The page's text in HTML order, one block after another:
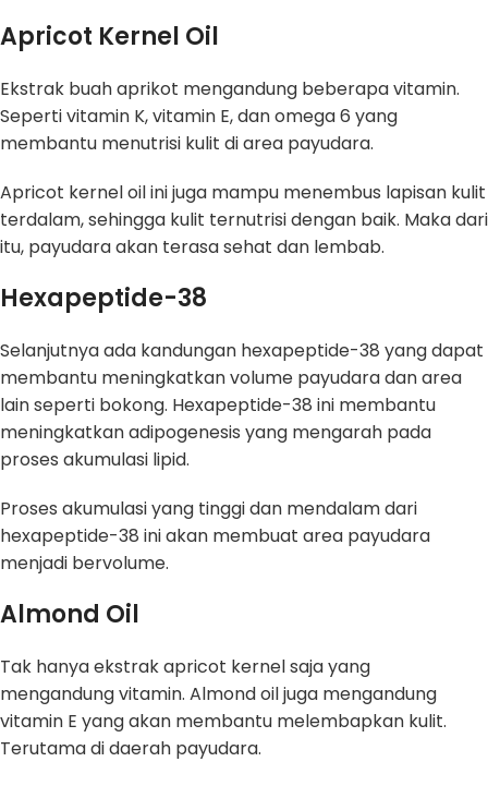
Apricot Kernel Oil
Ekstrak buah aprikot mengandung beberapa vitamin.
Seperti vitamin K, vitamin E, dan omega 6 yang
membantu menutrisi kulit di area payudara.
Apricot kernel oil ini juga mampu menembus lapisan kulit
terdalam, sehingga kulit ternutrisi dengan baik. Maka dari
itu, payudara akan terasa sehat dan lembab.
Hexapeptide-38
Selanjutnya ada kandungan hexapeptide-38 yang dapat
membantu meningkatkan volume payudara dan area
lain seperti bokong. Hexapeptide-38 ini membantu
meningkatkan adipogenesis yang mengarah pada
proses akumulasi lipid.
Proses akumulasi yang tinggi dan mendalam dari
hexapeptide-38 ini akan membuat area payudara
menjadi bervolume.
Almond Oil
Tak hanya ekstrak apricot kernel saja yang
mengandung vitamin. Almond oil juga mengandung
vitamin E yang akan membantu melembapkan kulit.
Terutama di daerah payudara.